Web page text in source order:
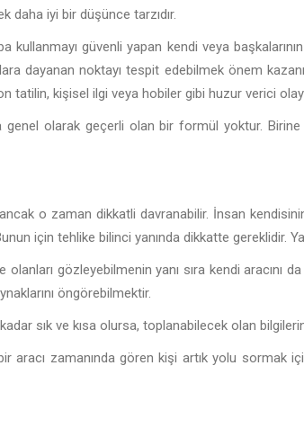
daha iyi bir düşünce tarzıdır.
kullanmayı güvenli yapan kendi veya
dayanan noktayı tespit edebilmek önem
tatilin, kişisel ilgi veya hobiler gibi huzur verici
olarak geçerli olan bir formül yoktur.
o zaman dikkatli davranabilir. İnsan
için tehlike bilinci yanında dikkatte gereklidir.
gözleyebilmenin yanı sıra kendi aracını
öngörebilmektir.
sık ve kısa olursa, toplanabilecek olan
aracı zamanında gören kişi artık yolu